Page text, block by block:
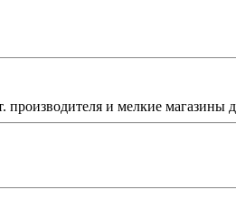
производителя и мелкие магазины